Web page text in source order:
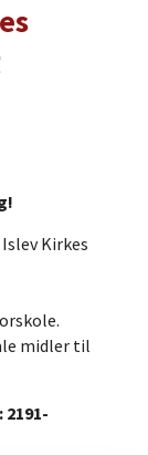
Kirkes
midler til